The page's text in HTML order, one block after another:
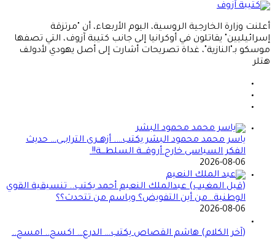
أعلنت وزارة الخارجية الروسية، اليوم الأربعاء، أن "مرتزقة
إسرائيليين" يقاتلون في أوكرانيا إلى جانب كتيبة آزوف، التي تصفها
موسكو بـ"النازية"، غداة تصريحات أشارت إلى أصل يهودي لأدولف
هتلر
ياسر محمد محمود البشر يكتب…. أزهــرى الترابــى… حديث
الفكر السياسى خارج أروقـــة السلطـــة!!
2026-08-06
(قبل المغيب) عبدالملك النعيم أحمد يكتب.. تنسيقية القوي
الوطنية…من أين التفويض؟ وباسم من تتحدث؟؟
2026-08-06
(آخر الكلام) هاشم القصاص يكتب… الدرع… اكسح.. امسح..